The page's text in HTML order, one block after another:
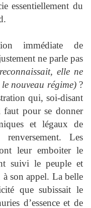
essentiellement du
immédiate de
ne parle pas
elle ne
nouveau régime) ?
qui, soi-disant
faut pour se donner
et légaux de
Les
leur emboiter le
suivi le peuple et
à son appel. La belle
que subissait le
d’essence et de